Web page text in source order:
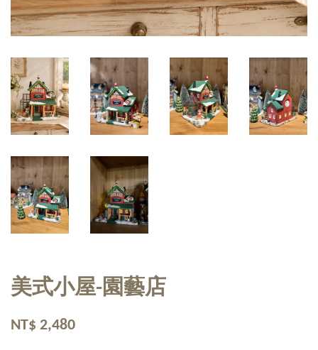
美式小屋-園藝店
NT$ 2,480